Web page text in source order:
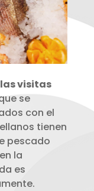
visitas
se
con el
tienen
pescado
la
es